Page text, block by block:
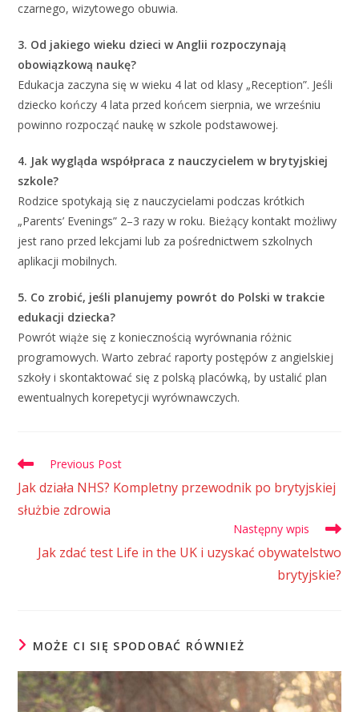
czarnego, wizytowego obuwia.
3. Od jakiego wieku dzieci w Anglii rozpoczynają
obowiązkową naukę?
Edukacja zaczyna się w wieku 4 lat od klasy „Reception”. Jeśli
dziecko kończy 4 lata przed końcem sierpnia, we wrześniu
powinno rozpocząć naukę w szkole podstawowej.
4. Jak wygląda współpraca z nauczycielem w brytyjskiej
szkole?
Rodzice spotykają się z nauczycielami podczas krótkich
„Parents’ Evenings” 2–3 razy w roku. Bieżący kontakt możliwy
jest rano przed lekcjami lub za pośrednictwem szkolnych
aplikacji mobilnych.
5. Co zrobić, jeśli planujemy powrót do Polski w trakcie
edukacji dziecka?
Powrót wiąże się z koniecznością wyrównania różnic
programowych. Warto zebrać raporty postępów z angielskiej
szkoły i skontaktować się z polską placówką, by ustalić plan
ewentualnych korepetycji wyrównawczych.
Previous Post
Jak działa NHS? Kompletny przewodnik po brytyjskiej
służbie zdrowia
Następny wpis
Jak zdać test Life in the UK i uzyskać obywatelstwo
brytyjskie?
MOŻE CI SIĘ SPODOBAĆ RÓWNIEŻ